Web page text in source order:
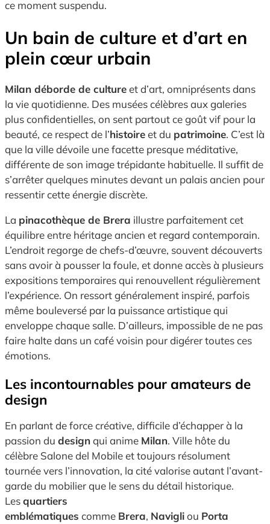
ce moment suspendu.
Un bain de culture et d’art en
plein cœur urbain
Milan déborde de cultureet d’art, omniprésents dans
la vie quotidienne. Des musées célèbres aux galeries
plus confidentielles, on sent partout ce goût vif pour la
beauté, ce respect de l’histoireet du patrimoine. C’est là
que la ville dévoile une facette presque méditative,
différente de son image trépidante habituelle. Il suffit de
s’arrêter quelques minutes devant un palais ancien pour
ressentir cette énergie discrète.
La pinacothèque de Brera illustre parfaitement cet
équilibre entre héritage ancien et regard contemporain.
L’endroit regorge de chefs-d’œuvre, souvent découverts
sans avoir à pousser la foule, et donne accès à plusieurs
expositions temporaires qui renouvellent régulièrement
l’expérience. On ressort généralement inspiré, parfois
même bouleversé par la puissance artistique qui
enveloppe chaque salle. D’ailleurs, impossible de ne pas
faire halte dans un café voisin pour digérer toutes ces
émotions.
Les incontournables pour amateurs de
design
En parlant de force créative, difficile d’échapper à la
passion du designqui anime Milan. Ville hôte du
célèbre Salone del Mobile et toujours résolument
tournée vers l’innovation, la cité valorise autant l’avant-
garde du mobilier que le sens du détail historique.
Lesquartiers
emblématiques comme Brera, Navigliou Porta